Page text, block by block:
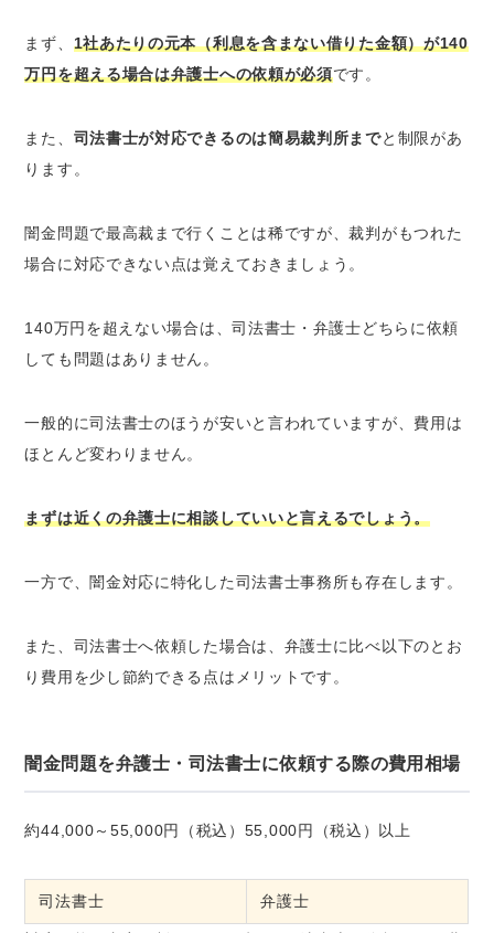
まず、 1社あたりの元本（利息を含まない借りた金額）が140
万円を超える場合は弁護士への依頼が必須です。
また、 司法書士が対応できるのは簡易裁判所までと制限があ
ります。
闇金問題で最高裁まで行くことは稀ですが、裁判がもつれた
場合に対応できない点は覚えておきましょう。
140万円を超えない場合は、司法書士・弁護士どちらに依頼
しても問題はありません。
一般的に司法書士のほうが安いと言われていますが、費用は
ほとんど変わりません。
まずは近くの弁護士に相談していいと言えるでしょう。
一方で、闇金対応に特化した司法書士事務所も存在します。
また、司法書士へ依頼した場合は、弁護士に比べ以下のとお
り費用を少し節約できる点はメリットです。
闇金問題を弁護士・司法書士に依頼する際の費用相場
約44,000～55,000円（税込）55,000円（税込）以上
司法書士 弁護士